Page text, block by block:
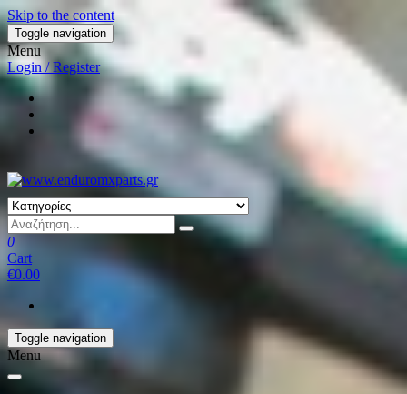
Skip to the content
Toggle navigation
Menu
Login / Register
0
Cart
€0.00
Toggle navigation
Menu